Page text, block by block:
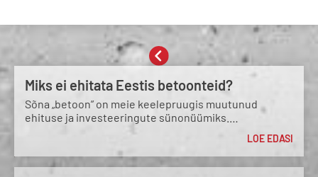
Miks ei ehitata Eestis betoonteid?
Sõna „betoon” on meie keelepruugis muutunud
ehituse ja investeeringute sünonüümiks.…
LOE EDASI